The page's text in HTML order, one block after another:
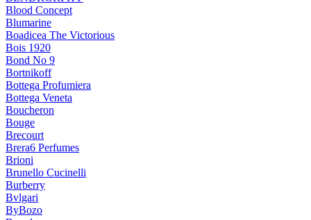
Blood Concept
Blumarine
Boadicea The Victorious
Bois 1920
Bond No 9
Bortnikoff
Bottega Profumiera
Bottega Veneta
Boucheron
Bouge
Brecourt
Brera6 Perfumes
Brioni
Brunello Cucinelli
Burberry
Bvlgari
ByBozo